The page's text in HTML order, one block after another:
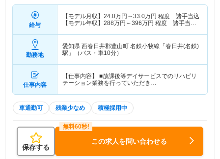
給与
【モデル月収】 24.0万円～33.0万円 程度 諸手当込
【モデル年収】 288万円～396万円 程度 諸手当
勤務地
愛知県 西春日井郡豊山町 名鉄小牧線「春日井(名鉄)
駅」（バス・車10分）
仕事内容
【仕事内容】 ■放課後等デイサービスでのリハビリ
テーション業務を行っていただき…
車通勤可 残業少なめ 積極採用中
保存する
この求人を問い合わせる